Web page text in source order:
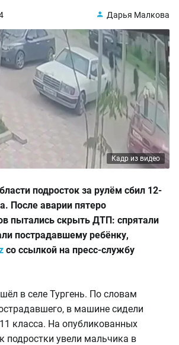
Дарья Малкова
Кадр из видео
подросток за рулём сбил 12-
После аварии пятеро
пытались скрыть ДТП: спрятали
пострадавшему ребёнку,
со ссылкой на пресс-службу
в селе Тургень. По словам
в машине сидели
класса. На опубликованных
подростки увели мальчика в